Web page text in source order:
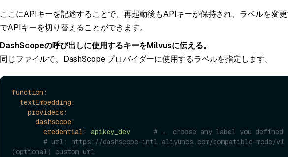
ここにAPIキーを記述することで、再起動後もAPIキーが保持され、ラベルを変
でAPIキーを切り替えることができます。
DashScopeの呼び出しに使用するキーをMilvusに伝える。
同じファイルで、DashScope プロバイダーに使用するラベルを指定します。
function:
textEmbedding:
providers:
dashscope:
credential:
apikey_dev
# ← choose any label you defined
# url: https://dashscope-intl.aliyuncs.com/compatible-mode/
(optional) custom url